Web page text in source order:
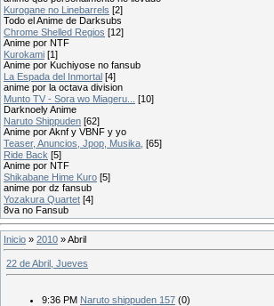
Kurogane no Linebarrels [2]
Todo el Anime de Darksubs
Chrome Shelled Regios [12]
Anime por NTF
Kurokami [1]
Anime por Kuchiyose no fansub
La Espada del Inmortal [4]
anime por la octava division
Munto TV - Sora wo Miageru...
[10]
Darknoely Anime
Naruto Shippuden [62]
Anime por Aknf y VBNF y yo
Teaser, Anuncios, Jpop, Musika, [65]
Ride Back [5]
Anime por NTF
Shikabane Hime Kuro [5]
anime por dz fansub
Yozakura Quartet [4]
8va no Fansub
Inicio » 2010 »Abril
22 de Abril, Jueves
9:36 PM Naruto shippuden 157 (0)